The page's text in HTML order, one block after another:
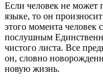
Если человек не может
языке, то он
этого момента человек
послушным
чистого листа. Все
он, словно
новую жизнь.